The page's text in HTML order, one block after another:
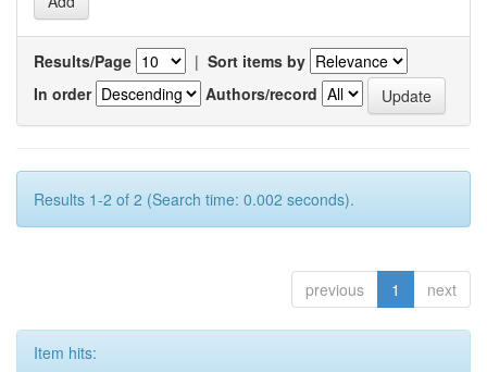
Results/Page | Sort items by
In order
Authors/record
Results 1-2 of 2 (Search time: 0.002 seconds).
previous 1 next
Item hits: